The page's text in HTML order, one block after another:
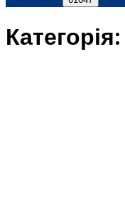
Категорія: